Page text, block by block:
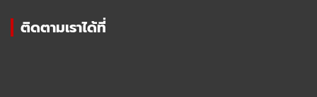
ติดตามเราได้ที่